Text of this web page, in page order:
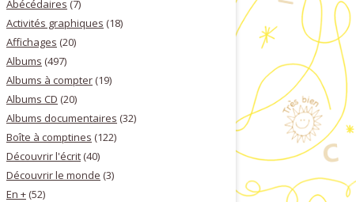
Abécédaires (7)
Activités graphiques (18)
Affichages (20)
Albums (497)
Albums à compter (19)
Albums CD (20)
Albums documentaires (32)
Boîte à comptines (122)
Découvrir l'écrit (40)
Découvrir le monde (3)
En + (52)